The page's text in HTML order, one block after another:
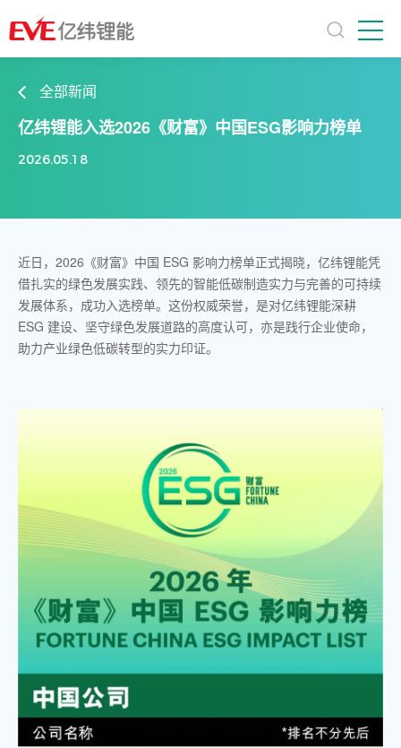
全部新闻
亿纬锂能入选2026《财富》中国ESG影响力榜单
2026.05.18
近日，2026《财富》中国 ESG 影响力榜单正式揭晓，亿纬锂能凭
借扎实的绿色发展实践、领先的智能低碳制造实力与完善的可持续
发展体系，成功入选榜单。这份权威荣誉，是对亿纬锂能深耕
ESG 建设、坚守绿色发展道路的高度认可，亦是践行企业使命，
助力产业绿色低碳转型的实力印证。